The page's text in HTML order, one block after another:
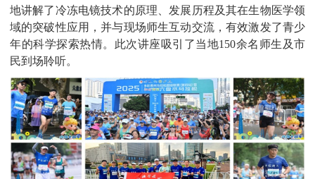
地讲解了冷冻电镜技术的原理、发展历程及其在生物医学领
域的突破性应用，并与现场师生互动交流，有效激发了青少
年的科学探索热情。此次讲座吸引了当地150余名师生及市
民到场聆听。